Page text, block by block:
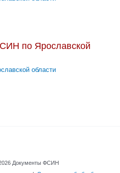
по Ярославской
области
Документы ФСИН